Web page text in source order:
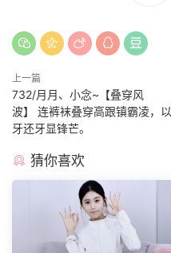
上一篇
732/月月、小念~【叠穿风
波】 连裤袜叠穿高跟镇霸凌，以
牙还牙显锋芒。
猜你喜欢